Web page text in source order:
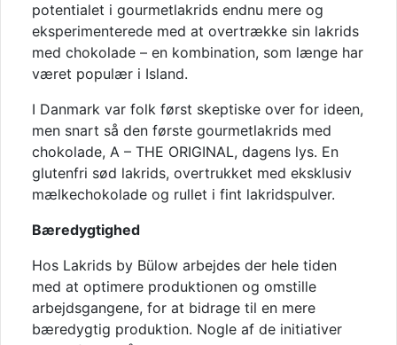
potentialet i gourmetlakrids endnu mere og
eksperimenterede med at overtrække sin lakrids
med chokolade – en kombination, som længe har
været populær i Island.
I Danmark var folk først skeptiske over for ideen,
men snart så den første gourmetlakrids med
chokolade, A – THE ORIGINAL, dagens lys. En
glutenfri sød lakrids, overtrukket med eksklusiv
mælkechokolade og rullet i fint lakridspulver.
Bæredygtighed
Hos Lakrids by Bülow arbejdes der hele tiden
med at optimere produktionen og omstille
arbejdsgangene, for at bidrage til en mere
bæredygtig produktion. Nogle af de initiativer